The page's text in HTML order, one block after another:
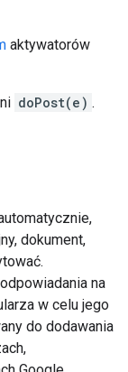
aktywatorów
doPost(e) .
dokument,
na
w celu jego
do dodawania